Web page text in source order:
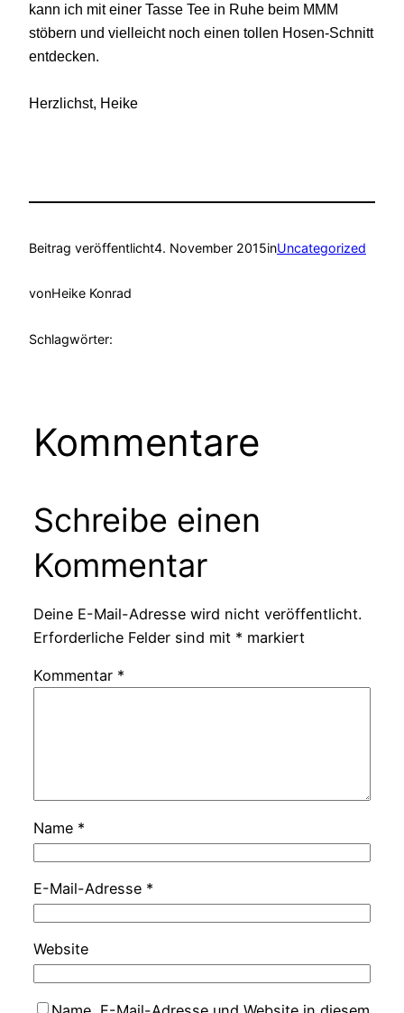
kann ich mit einer Tasse Tee in Ruhe beim MMM
stöbern und vielleicht noch einen tollen Hosen-Schnitt
entdecken.
Herzlichst, Heike
Beitrag veröffentlicht4. November 2015inUncategorized
vonHeike Konrad
Schlagwörter:
Kommentare
Schreibe einen
Kommentar
Deine E-Mail-Adresse wird nicht veröffentlicht.
Erforderliche Felder sind mit * markiert
Kommentar *
Name *
E-Mail-Adresse *
Website